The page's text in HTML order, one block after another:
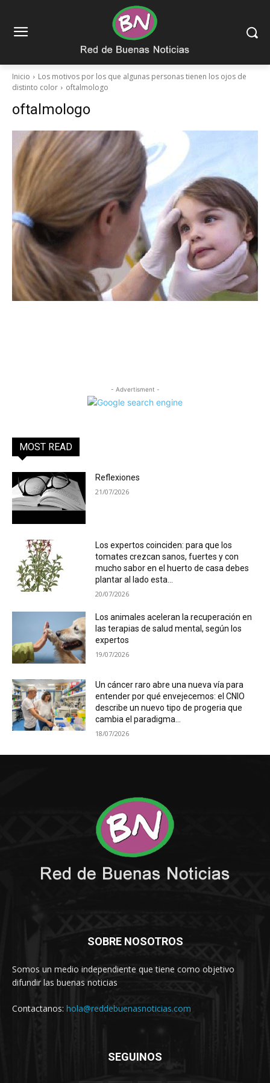
Inicio
Los motivos por los que algunas personas tienen los ojos de
distinto color
oftalmologo
oftalmologo
- Advertisment -
MOST READ
Reflexiones
21/07/2026
Los expertos coinciden: para que los
tomates crezcan sanos, fuertes y con
mucho sabor en el huerto de casa debes
plantar al lado esta...
20/07/2026
Los animales aceleran la recuperación en
las terapias de salud mental, según los
expertos
19/07/2026
Un cáncer raro abre una nueva vía para
entender por qué envejecemos: el CNIO
describe un nuevo tipo de progeria que
cambia el paradigma...
18/07/2026
SOBRE NOSOTROS
Somos un medio independiente que tiene como objetivo
difundir las buenas noticias
Contactanos: hola@reddebuenasnoticias.com
SEGUINOS